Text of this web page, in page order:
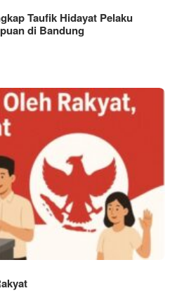
Taufik Hidayat Pelaku
di Bandung